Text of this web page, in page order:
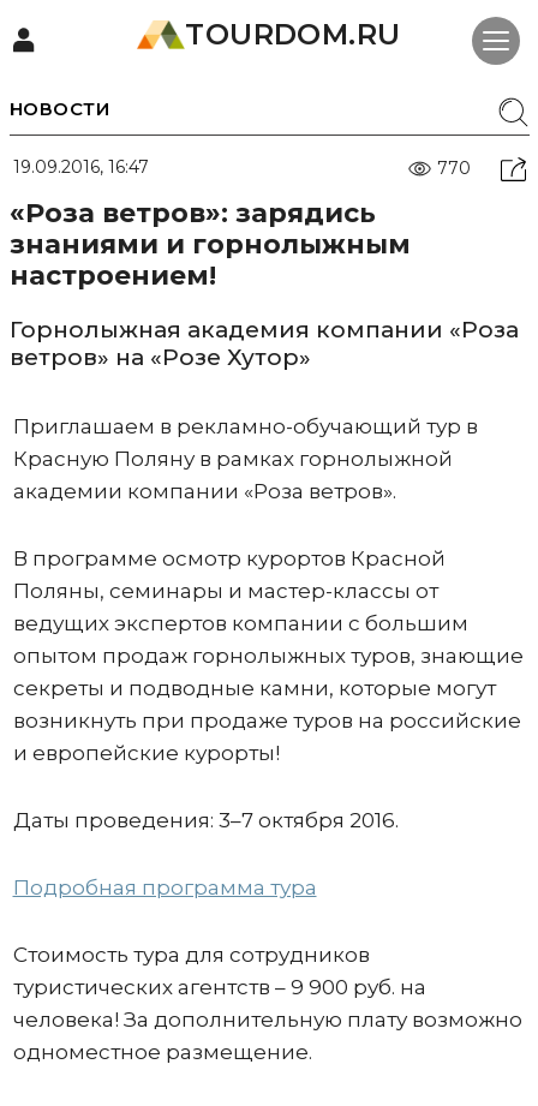
TOURDOM.RU
НОВОСТИ
19.09.2016, 16:47 770
«Роза ветров»: зарядись
знаниями и горнолыжным
настроением!
Горнолыжная академия компании «Роза
ветров» на «Розе Хутор»
Приглашаем в рекламно-обучающий тур в
Красную Поляну в рамках горнолыжной
академии компании «Роза ветров».
В программе осмотр курортов Красной
Поляны, семинары и мастер-классы от
ведущих экспертов компании с большим
опытом продаж горнолыжных туров, знающие
секреты и подводные камни, которые могут
возникнуть при продаже туров на российские
и европейские курорты!
Даты проведения: 3–7 октября 2016.
Подробная программа тура
Стоимость тура для сотрудников
туристических агентств – 9 900 руб. на
человека! За дополнительную плату возможно
одноместное размещение.